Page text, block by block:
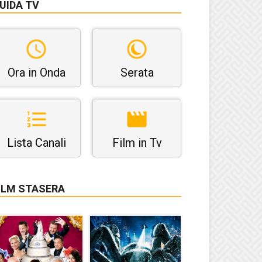
TV
Ora in Onda Serata
Lista Canali Film in Tv
STASERA